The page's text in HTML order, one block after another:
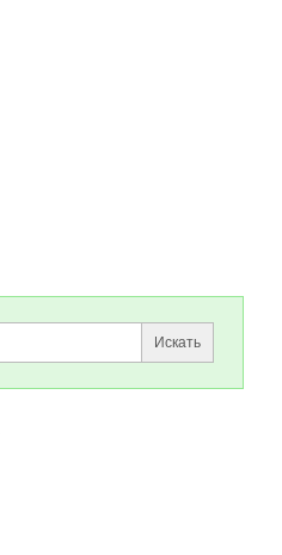
Искать